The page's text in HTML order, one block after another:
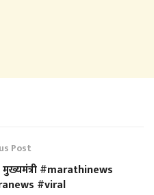
Post
मुख्यमंत्री #marathinews
#viral